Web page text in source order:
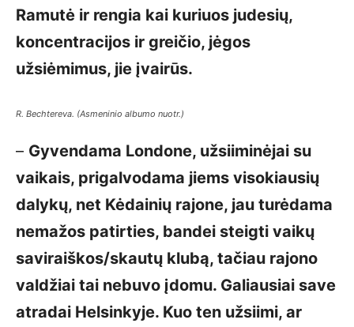
Ramutė ir rengia kai kuriuos judesių,
koncentracijos ir greičio, jėgos
užsiėmimus, jie įvairūs.
R. Bechtereva. (Asmeninio albumo nuotr.)
– Gyvendama Londone, užsiiminėjai su
vaikais, prigalvodama jiems visokiausių
dalykų, net Kėdainių rajone, jau turėdama
nemažos patirties, bandei steigti vaikų
saviraiškos/skautų klubą, tačiau rajono
valdžiai tai nebuvo įdomu. Galiausiai save
atradai Helsinkyje. Kuo ten užsiimi, ar